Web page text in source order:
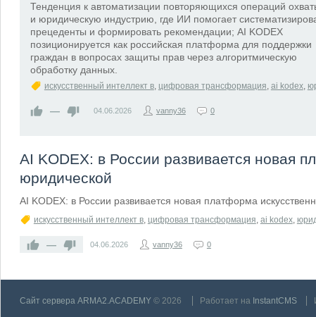
Тенденция к автоматизации повторяющихся операций
и юридическую индустрию, где ИИ помогает
прецеденты и формировать рекомендации; AI KODEX
позиционируется как российская платформа для поддержки
граждан в вопросах защиты прав через алгоритмическую
обработку данных.
искусственный интеллект в, цифровая трансформация, ai kodex,
— 04.06.2026 vanny36 0
AI KODEX: в России развивается новая
юридической
AI KODEX: в России развивается новая платформа
искусственный интеллект в, цифровая трансформация, ai kodex,
— 04.06.2026 vanny36 0
Сайт сервера ARMA2.ACADEMY© 2026 Работает на InstantCMS